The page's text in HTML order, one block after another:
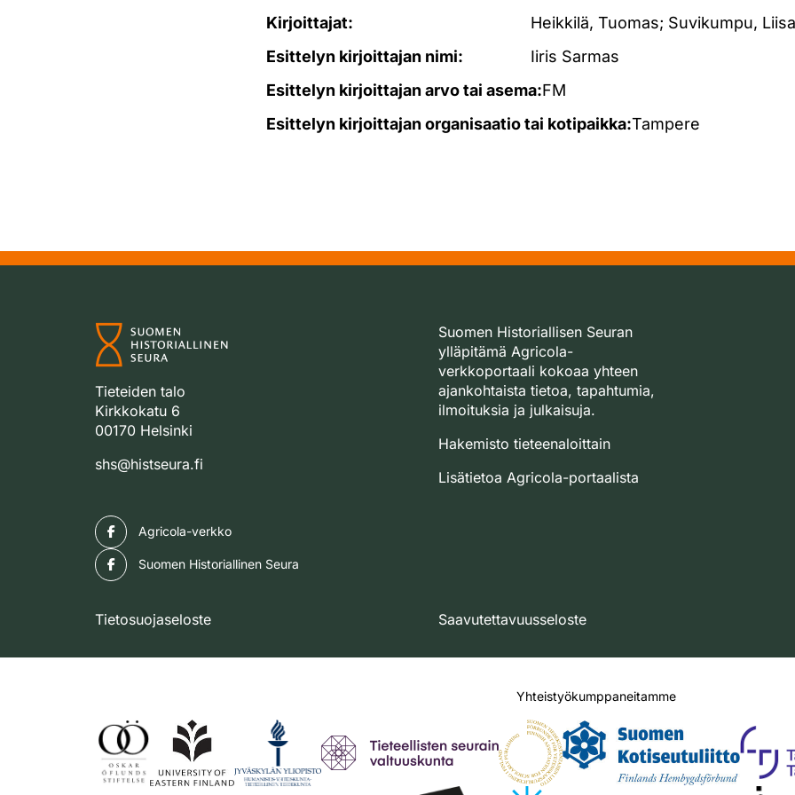
Kirjoittajat:
Heikkilä, Tuomas; Suvikumpu, Liisa
Esittelyn kirjoittajan nimi:
Iiris Sarmas
Esittelyn kirjoittajan arvo tai asema:FM
Esittelyn kirjoittajan organisaatio tai kotipaikka:Tampere
Tieteiden talo
Kirkkokatu 6
00170 Helsinki
shs@histseura.fi
Suomen Historiallisen Seuran
ylläpitämä Agricola-
verkkoportaali kokoaa yhteen
ajankohtaista tietoa, tapahtumia,
ilmoituksia ja julkaisuja.
Hakemisto tieteenaloittain
Lisätietoa Agricola-portaalista
Agricola-verkko
Suomen Historiallinen Seura
Tietosuojaseloste Saavutettavuusseloste
Yhteistyökumppaneitamme